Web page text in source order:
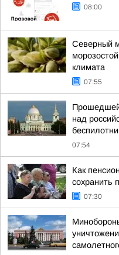
08:00
Северный
климата
07:55
над
07:54
Как
сохранить
07:30